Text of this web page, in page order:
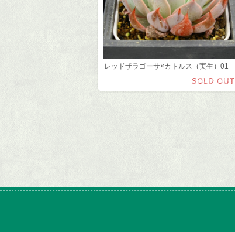
レッドザラゴーサ×カトルス（実生）01
SOLD OUT